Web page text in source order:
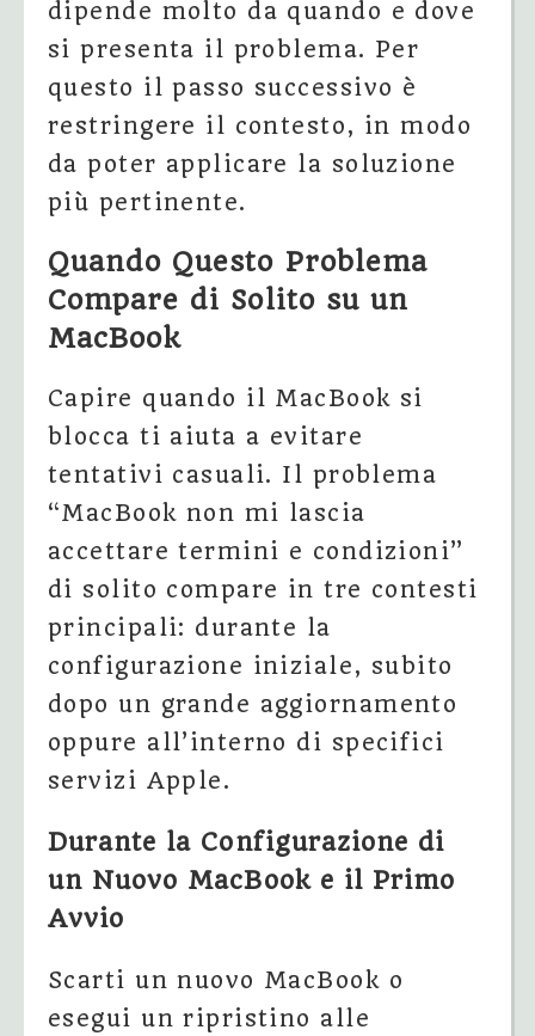
dipende molto da quando e dove
si presenta il problema. Per
questo il passo successivo è
restringere il contesto, in modo
da poter applicare la soluzione
più pertinente.
Quando Questo Problema
Compare di Solito su un
MacBook
Capire quando il MacBook si
blocca ti aiuta a evitare
tentativi casuali. Il problema
“MacBook non mi lascia
accettare termini e condizioni”
di solito compare in tre contesti
principali: durante la
configurazione iniziale, subito
dopo un grande aggiornamento
oppure all’interno di specifici
servizi Apple.
Durante la Configurazione di
un Nuovo MacBook e il Primo
Avvio
Scarti un nuovo MacBook o
esegui un ripristino alle